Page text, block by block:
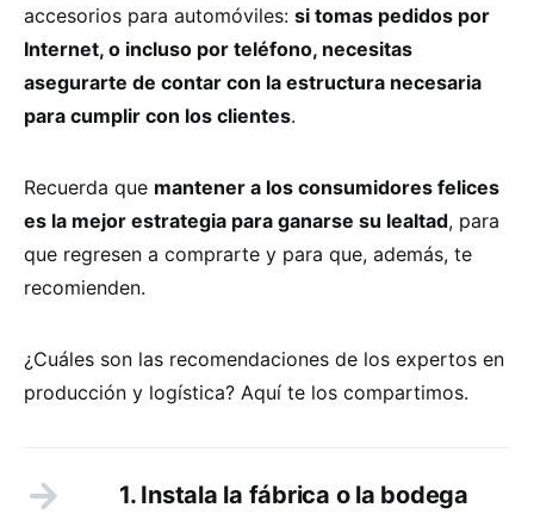
accesorios para automóviles: si tomas pedidos por
Internet, o incluso por teléfono, necesitas
asegurarte de contar con la estructura necesaria
para cumplir con los clientes.
Recuerda que mantener a los consumidores felices
es la mejor estrategia para ganarse su lealtad, para
que regresen a comprarte y para que, además, te
recomienden.
¿Cuáles son las recomendaciones de los expertos en
producción y logística? Aquí te los compartimos.
1. Instala la fábrica o la bodega